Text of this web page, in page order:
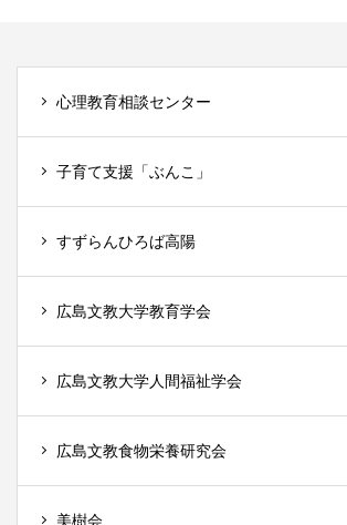
心理教育相談センター
子育て支援「ぶんこ」
すずらんひろば高陽
広島文教大学教育学会
広島文教大学人間福祉学会
広島文教食物栄養研究会
美樹会